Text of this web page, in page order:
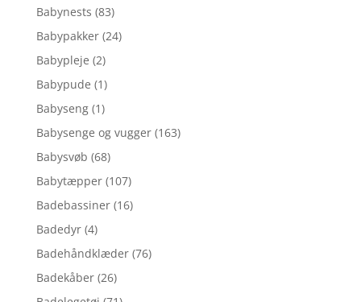
Babynests (83)
Babypakker (24)
Babypleje (2)
Babypude (1)
Babyseng (1)
Babysenge og vugger (163)
Babysvøb (68)
Babytæpper (107)
Badebassiner (16)
Badedyr (4)
Badehåndklæder (76)
Badekåber (26)